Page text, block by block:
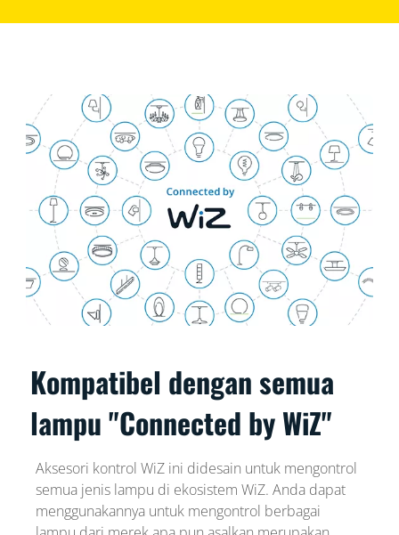
Kompatibel dengan semua
lampu "Connected by WiZ"
Aksesori kontrol WiZ ini didesain untuk mengontrol
semua jenis lampu di ekosistem WiZ. Anda dapat
menggunakannya untuk mengontrol berbagai